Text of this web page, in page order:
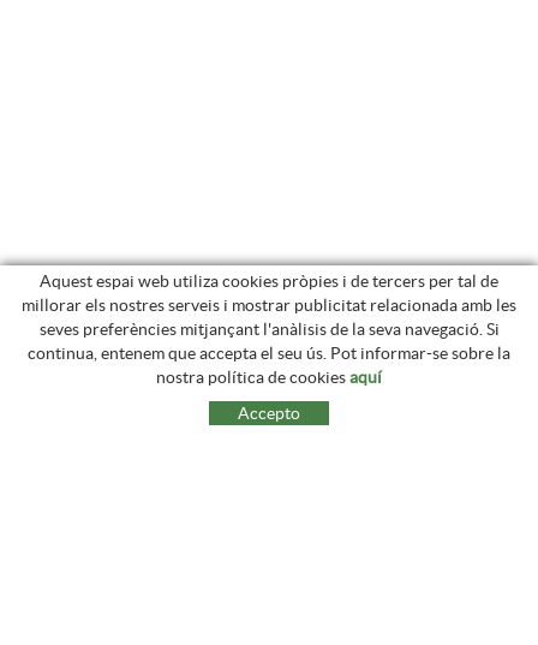
Aquest espai web utiliza cookies pròpies i de tercers per tal de
millorar els nostres serveis i mostrar publicitat relacionada amb les
seves preferències mitjançant l'anàlisis de la seva navegació. Si
continua, entenem que accepta el seu ús. Pot informar-se sobre la
nostra política de cookiesaquí
Accepto